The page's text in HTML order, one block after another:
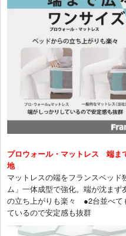
プロウォール・マットレス 端ま
地
マットレスの端をフランスベッ
ム」一体成型で強化。端が沈ま
の立ち上がりも楽々 ●2台並べ
ているので安定感も抜群